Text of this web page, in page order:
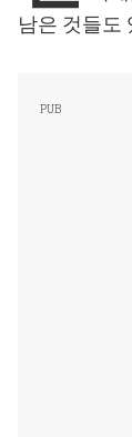
남은 것들도